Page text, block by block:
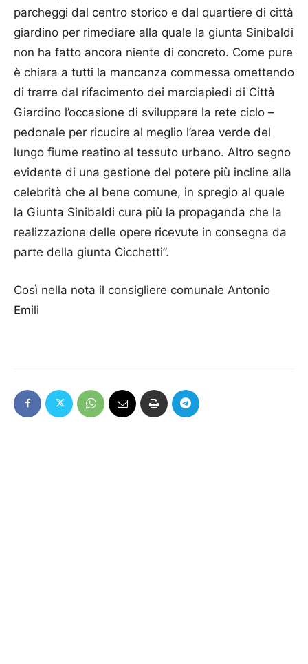
parcheggi dal centro storico e dal quartiere di città
giardino per rimediare alla quale la giunta Sinibaldi
non ha fatto ancora niente di concreto. Come pure
è chiara a tutti la mancanza commessa omettendo
di trarre dal rifacimento dei marciapiedi di Città
Giardino l’occasione di sviluppare la rete ciclo –
pedonale per ricucire al meglio l’area verde del
lungo fiume reatino al tessuto urbano. Altro segno
evidente di una gestione del potere più incline alla
celebrità che al bene comune, in spregio al quale
la Giunta Sinibaldi cura più la propaganda che la
realizzazione delle opere ricevute in consegna da
parte della giunta Cicchetti”.
Così nella nota il consigliere comunale Antonio
Emili